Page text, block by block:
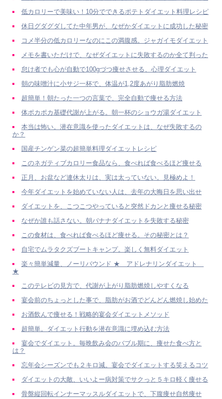
低カロリーで美味い！10分でできるポテトダイエット料理レシピ
休日グダグダしてた中年男が、なぜかダイエットに成功した秘密
コメ半分の低カロリーなのにこの満腹感。ジャガイモダイエット
メモを書いただけで、なぜダイエットに失敗するのか全て判った
怠け者でも心が自動で100gづつ痩せさせる、心理ダイエット
朝の味噌汁に小サジ一杯で、体温が1,2度あがり脂肪燃焼
超簡単！朝たった一つの言葉で、完全自動で痩せる方法
体ポカポカ基礎代謝が上がる。朝一杯のショウガ湯ダイエット
本当は怖い。潜在意識を使ったダイエットは、なぜ失敗するの
か？
国産チンゲン菜の超簡単料理ダイエットレシピ
このネガティブカロリー食品なら、食べれば食べるほど痩せる
正月、お盆など連休太りは、実は太っていない。見極めよ！
今年ダイエットを始めていない人は、去年の大晦日を思い出せ
ダイエットを、こつこつやっていると突然ドカンと痩せる秘密
なぜか誰も話さない。朝バナナダイエットを失敗する秘密
この食材は、食べれば食べるほど痩せる。その秘密とは？
自宅でムラタクズブートキャンプ。楽しく無料ダイエット
楽々簡単減量、ノーリバウンド ★ アドレナリンダイエット
★
このテレビの見方で、代謝が上がり脂肪燃焼しやすくなる
宴会前のちょっとした事で、脂肪がお酒でどんどん燃焼し始めた
お酒飲んで痩せる！戦略的宴会ダイエットメソッド
超簡単。ダイエット行動を潜在意識に埋め込む方法
宴会でダイエット。毎晩飲み会のバブル期に、痩せた食べ方と
は？
忘年会シーズンでも２キロ減。宴会でダイエットする笑えるコツ
ダイエットの大敵、いいよー病対策でサクっと５キロ軽く痩せる
骨盤縦回転インナーマッスルダイエットで、下腹痩せ自然痩せ